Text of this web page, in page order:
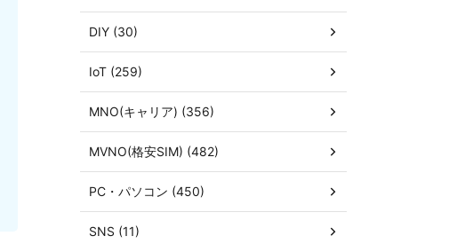
DIY (30)
IoT (259)
MNO(キャリア) (356)
MVNO(格安SIM) (482)
PC・パソコン (450)
SNS (11)